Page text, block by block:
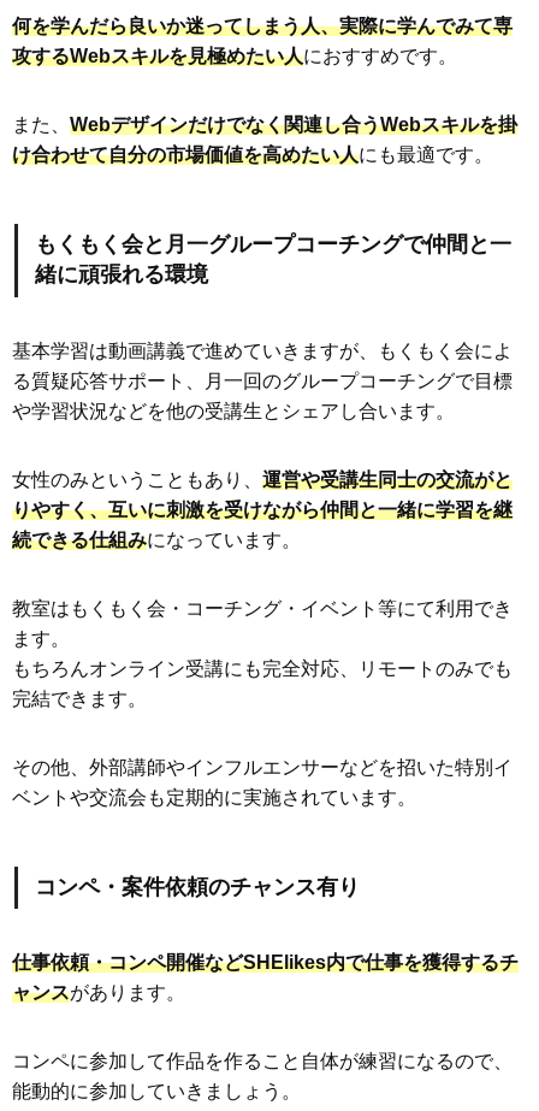
何を学んだら良いか迷ってしまう人、実際に学んでみて専
攻するWebスキルを見極めたい人におすすめです。
また、 Webデザインだけでなく関連し合うWebスキルを掛
け合わせて自分の市場価値を高めたい人にも最適です。
もくもく会と月一グループコーチングで仲間と一
緒に頑張れる環境
基本学習は動画講義で進めていきますが、もくもく会によ
る質疑応答サポート、月一回のグループコーチングで目標
や学習状況などを他の受講生とシェアし合います。
女性のみということもあり、 運営や受講生同士の交流がと
りやすく、互いに刺激を受けながら仲間と一緒に学習を継
続できる仕組みになっています。
教室はもくもく会・コーチング・イベント等にて利用でき
ます。
もちろんオンライン受講にも完全対応、リモートのみでも
完結できます。
その他、外部講師やインフルエンサーなどを招いた特別イ
ベントや交流会も定期的に実施されています。
コンペ・案件依頼のチャンス有り
仕事依頼・コンペ開催などSHElikes内で仕事を獲得するチ
ャンスがあります。
コンペに参加して作品を作ること自体が練習になるので、
能動的に参加していきましょう。